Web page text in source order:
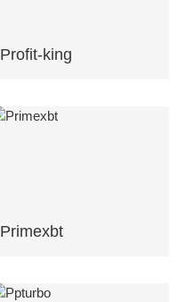
Profit-king
Primexbt